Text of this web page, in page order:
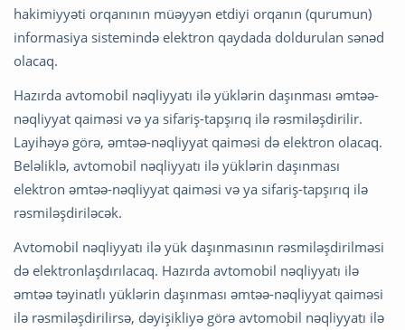
hakimiyyəti orqanının müəyyən etdiyi orqanın (qurumun)
informasiya sistemində elektron qaydada doldurulan sənəd
olacaq.
Hazırda avtomobil nəqliyyatı ilə yüklərin daşınması əmtəə-
nəqliyyat qaiməsi və ya sifariş-tapşırıq ilə rəsmiləşdirilir.
Layihəyə görə, əmtəə-nəqliyyat qaiməsi də elektron olacaq.
Beləliklə, avtomobil nəqliyyatı ilə yüklərin daşınması
elektron əmtəə-nəqliyyat qaiməsi və ya sifariş-tapşırıq ilə
rəsmiləşdiriləcək.
Avtomobil nəqliyyatı ilə yük daşınmasının rəsmiləşdirilməsi
də elektronlaşdırılacaq. Hazırda avtomobil nəqliyyatı ilə
əmtəə təyinatlı yüklərin daşınması əmtəə-nəqliyyat qaiməsi
ilə rəsmiləşdirilirsə, dəyişikliyə görə avtomobil nəqliyyatı ilə